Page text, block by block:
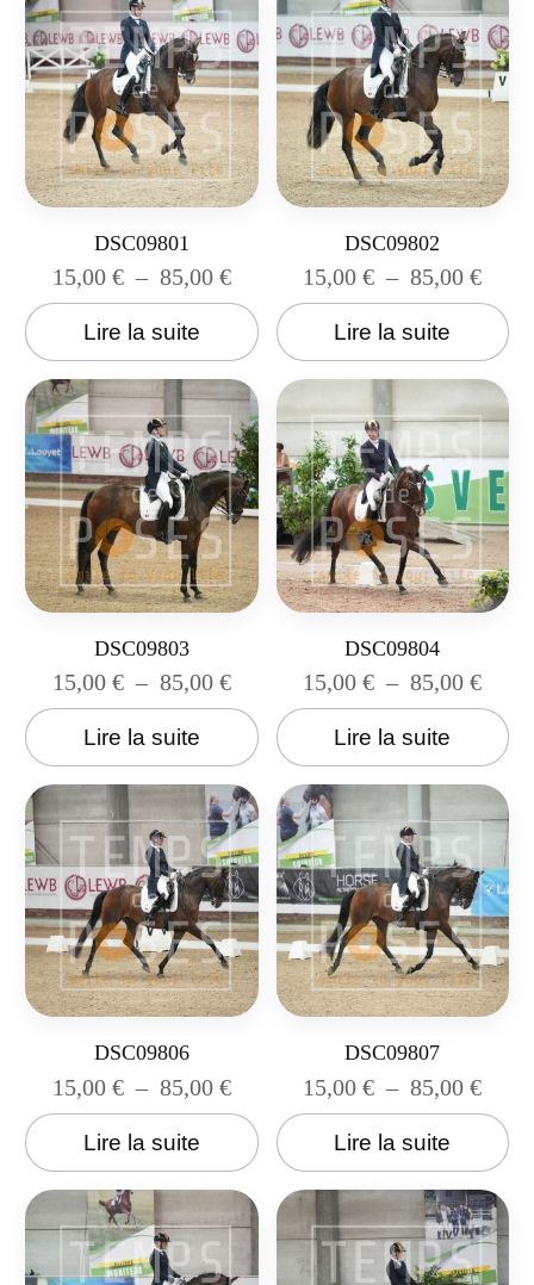
DSC09801
15,00 € – 85,00 €
Lire la suite
DSC09802
15,00€ – 85,00€
Lire la suite
DSC09803
15,00 € – 85,00 €
Lire la suite
DSC09804
15,00€ – 85,00€
Lire la suite
DSC09806
15,00 € – 85,00 €
Lire la suite
DSC09807
15,00€ – 85,00€
Lire la suite